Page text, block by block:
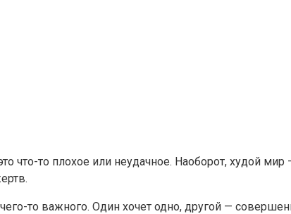
что-то плохое или неудачное. Наоборот, худой мир
то важного. Один хочет одно, другой —